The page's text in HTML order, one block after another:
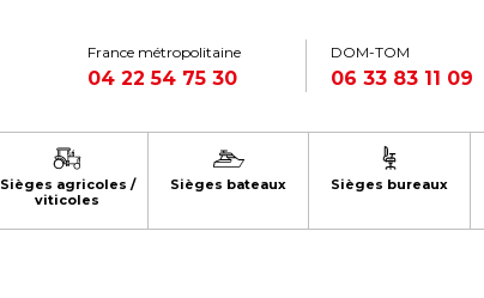
France métropolitaine
04 22 54 75 30
DOM-TOM
06 33 83 11 09
Sièges agricoles /
viticoles
Sièges bateaux Sièges bureaux